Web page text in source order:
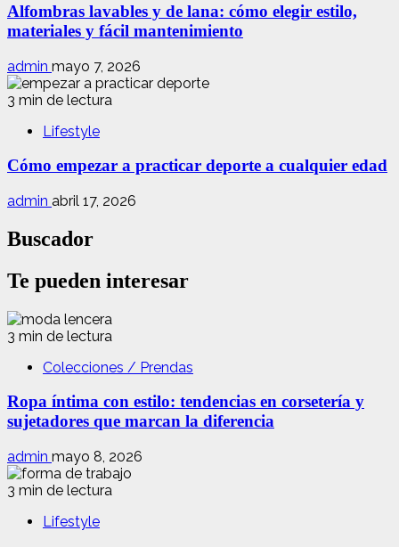
Alfombras lavables y de lana: cómo elegir estilo,
materiales y fácil mantenimiento
admin mayo 7, 2026
3 min de lectura
Lifestyle
Cómo empezar a practicar deporte a cualquier edad
admin abril 17, 2026
Buscador
Te pueden interesar
3 min de lectura
Colecciones / Prendas
Ropa íntima con estilo: tendencias en corsetería y
sujetadores que marcan la diferencia
admin mayo 8, 2026
3 min de lectura
Lifestyle